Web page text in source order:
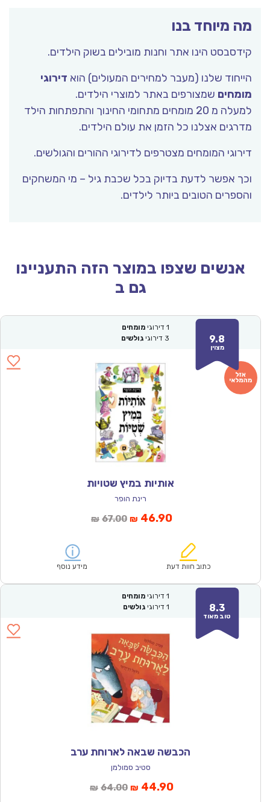
מה מיוחד בנו
קידסבסט הינו אתר וחנות מובילים בשוק הילדים.
הייחוד שלנו (מעבר למחירים המעולים) הוא דירוגי
מומחים שמצורפים באתר למוצרי הילדים.
למעלה מ 20 מומחים מתחומי החינוך והתפתחות הילד
מדרגים אצלנו כל הזמן את עולם הילדים.
דירוגי המומחים מצטרפים לדירוגי ההורים והגולשים.
וכך אפשר לדעת בדיוק בכל שכבת גיל – מי המשחקים
והספרים הטובים ביותר לילדים.
אנשים שצפו במוצר הזה התעניינו
גם ב
9.8
מצוין
1 דירוגי מומחים
3 דירוגי גולשים
אותיות במיץ שטויות
רינת הופר
₪ 67.00המחיר
₪67.00.
₪ 46.90המחיר
הוא:
כתוב חוות דעת מידע נוסף
8.3
טוב מאוד
1 דירוגי מומחים
1 דירוגי גולשים
הכבשה שבאה לארוחת ערב
סטיב סמולמן
₪ 64.00המחיר
₪ 44.90המחיר